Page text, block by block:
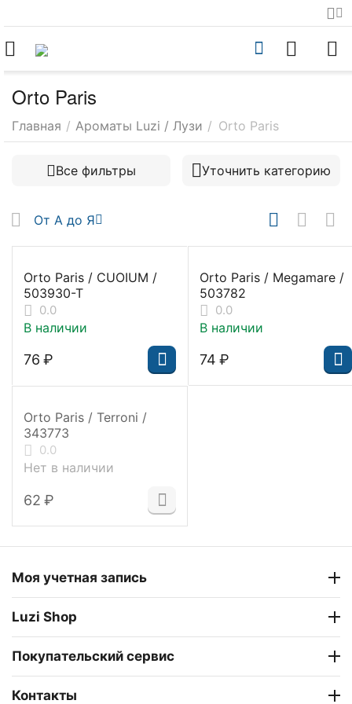
Orto Paris
Главная / Ароматы Luzi / Лузи / Orto Paris
Все фильтры Уточнить категорию
От А до Я
Orto Paris / CUOIUM /
503930-T
0.0
В наличии
‍76‍ ₽
Orto Paris / Megamare /
503782
0.0
В наличии
‍74‍ ₽
Orto Paris / Terroni /
343773
0.0
Нет в наличии
‍62‍ ₽
Моя учетная запись
Luzi Shop
Покупательский сервис
Контакты